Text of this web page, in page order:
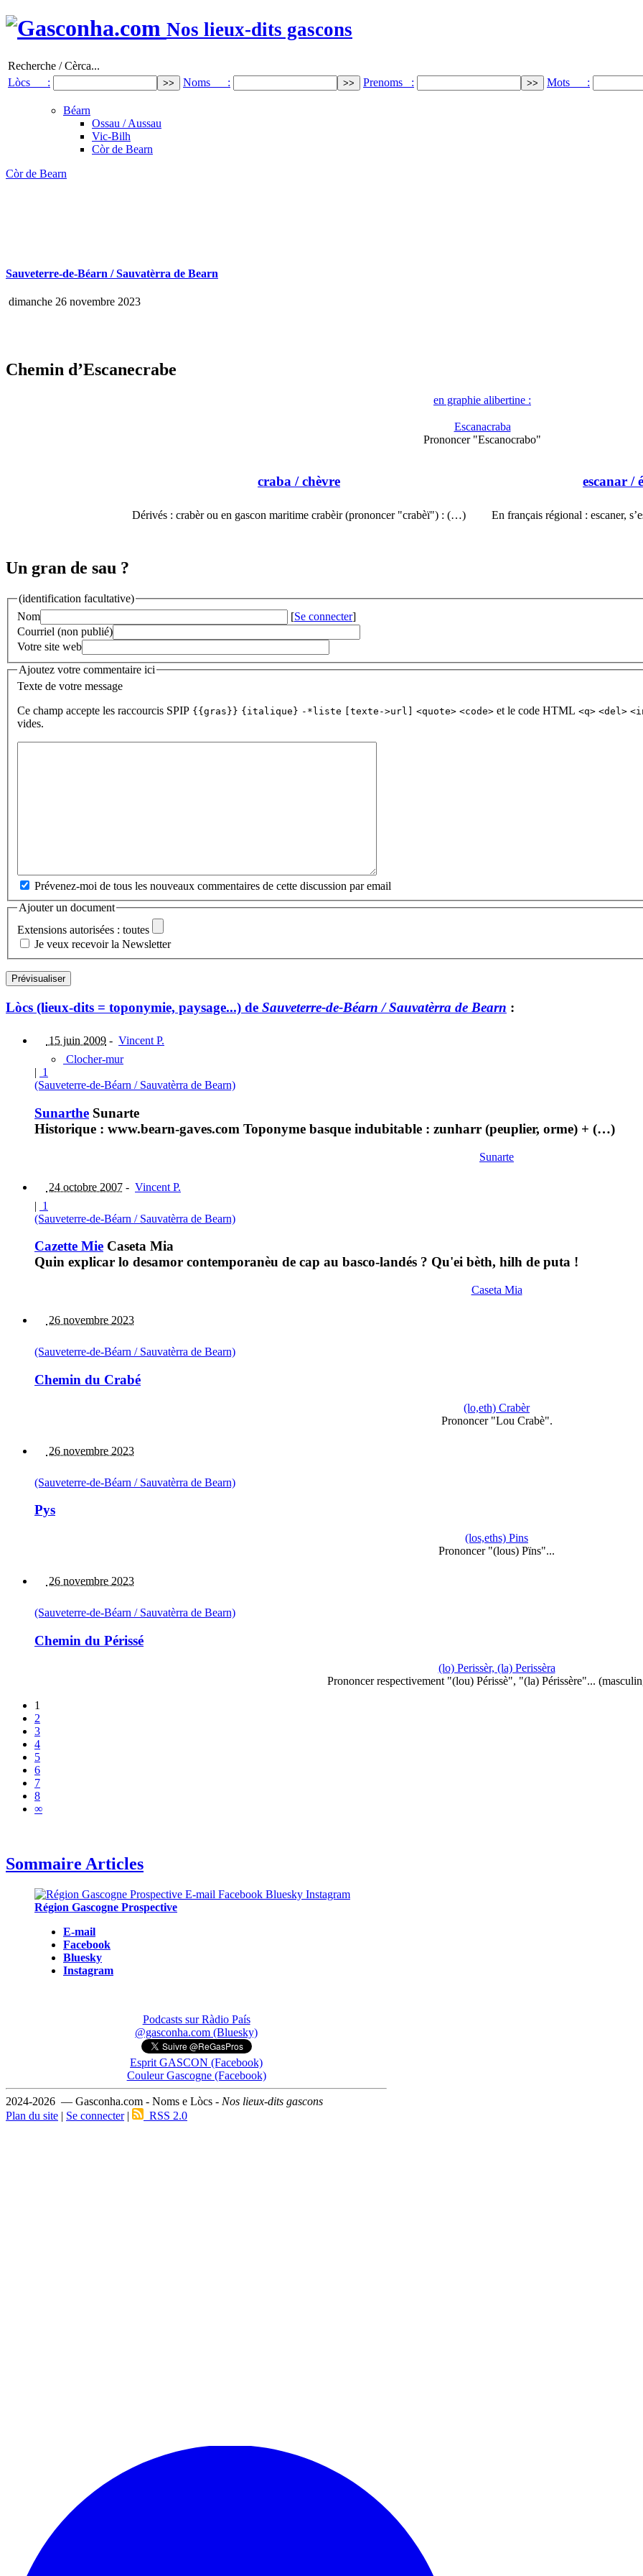
Nos lieux-dits gascons
Recherche / Cèrca...
Lòcs :
Noms : Prenoms : Mots :
Béarn
Ossau / Aussau
Vic-Bilh
Còr de Bearn
Còr de Bearn
Sauveterre-de-Béarn / Sauvatèrra de Bearn
dimanche 26 novembre 2023
Chemin d’Escanecrabe
en graphie alibertine :
Escanacraba
Prononcer "Escanocrabo"
craba / chèvre
Dérivés : crabèr ou en gascon maritime crabèir (prononcer "crabèï") : (…)
escanar /
En français régional : escaner,
Un gran de sau ?
(identification facultative)
Nom
[Se connecter]
Courriel (non publié)
Votre site web
Ajoutez votre commentaire ici
Texte de votre message
Ce champ accepte les raccourcis SPIP {{gras}} {italique} -*liste [texte->url] <quote> <code> et le code HTML <q> <del>
vides.
Prévenez-moi de tous les nouveaux commentaires de cette discussion par email
Ajouter un document
Extensions autorisées : toutes
Je veux recevoir la Newsletter
Lòcs (lieux-dits = toponymie, paysage...) de Sauveterre-de-Béarn / Sauvatèrra de Bearn :
15 juin 2009 - Vincent P.
Clocher-mur
| 1
(Sauveterre-de-Béarn / Sauvatèrra de Bearn)
Sunarthe Sunarte
Historique : www.bearn-gaves.com Toponyme basque indubitable : zunharr (peuplier, orme) + (…)
Sunarte
24 octobre 2007 - Vincent P.
| 1
(Sauveterre-de-Béarn / Sauvatèrra de Bearn)
Cazette Mie Caseta Mia
Quin explicar lo desamor contemporanèu de cap au basco-landés ? Qu'ei bèth, hilh de puta !
Caseta Mia
26 novembre 2023
(Sauveterre-de-Béarn / Sauvatèrra de Bearn)
Chemin du Crabé
(lo,eth) Crabèr
Prononcer "Lou Crabè".
26 novembre 2023
(Sauveterre-de-Béarn / Sauvatèrra de Bearn)
Pys
(los,eths) Pins
Prononcer "(lous) Pïns"...
26 novembre 2023
(Sauveterre-de-Béarn / Sauvatèrra de Bearn)
Chemin du Périssé
(lo) Perissèr, (la) Perissèra
Prononcer respectivement "(lou) Périssè", "(la) Périssère"...
1
2
3
4
5
6
7
8
∞
Sommaire Articles
Région Gascogne Prospective
E-mail
Facebook
Bluesky
Instagram
Podcasts sur Ràdio País
@gasconha.com (Bluesky)
Esprit GASCON (Facebook)
Couleur Gascogne (Facebook)
2024-2026 — Gasconha.com - Noms e Lòcs - Nos lieux-dits gascons
Plan du site | Se connecter| RSS 2.0